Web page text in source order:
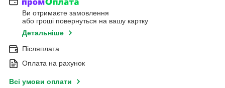
Ви отримаєте замовлення
або гроші повернуться на вашу картку
Детальніше
Післяплата
Оплата на рахунок
Всі умови оплати